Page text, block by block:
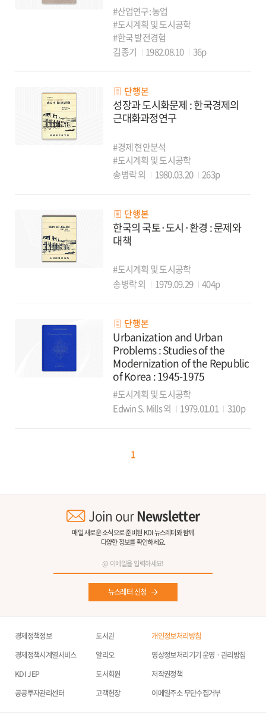
#산업연구: 농업
#도시계획 및 도시공학
#한국 발전경험
김종기
1982.08.10 36p
단행본
성장과 도시화문제 : 한국경제의
근대화과정연구
#경제 현안분석
#도시계획 및 도시공학
송병락 외
1980.03.20 263p
단행본
한국의 국토·도시·환경 : 문제와
대책
#도시계획 및 도시공학
송병락 외
1979.09.29 404p
단행본
Urbanization and Urban
Problems : Studies of the
Modernization of the Republic
of Korea : 1945-1975
#도시계획 및 도시공학
Edwin S. Mills 외
1979.01.01 310p
1
Join ourNewsletter
매일 새로운 소식으로 준비된 KDI 뉴스레터와 함께
다양한 정보를 확인하세요.
뉴스레터 신청
경제정책정보
경제정책시계열서비스
KDI JEP
공공투자관리센터
도서관
알리오
도서회원
고객헌장
개인정보처리방침
영상정보처리기기 운영ㆍ관리방침
저작권정책
이메일주소 무단수집거부